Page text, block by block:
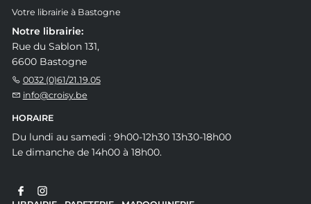
Votre librairie à Bastogne
Notre librairie:
Rue du Sablon 131,
6600 Bastogne
0032 (0)61/21.19.05
info@croisy.be
HORAIRE
Du lundi au samedi : 9h00-12h30 13h30-18h00
Le dimanche de 14h00 à 18h00.